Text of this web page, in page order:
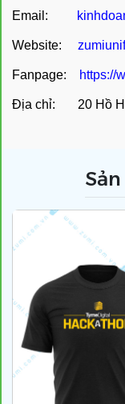
Email:
Website:
Fanpage: https://
Địa chỉ: 20 Hồ